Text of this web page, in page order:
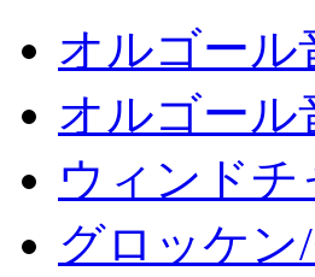
オルゴール
オルゴー
ウィンド
グロッケ